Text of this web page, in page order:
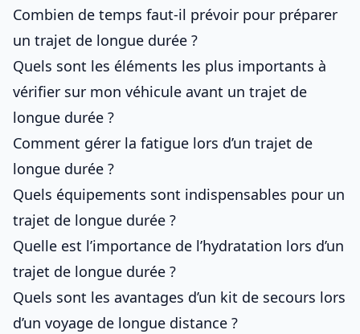
Combien de temps faut-il prévoir pour préparer
un trajet de longue durée ?
Quels sont les éléments les plus importants à
vérifier sur mon véhicule avant un trajet de
longue durée ?
Comment gérer la fatigue lors d’un trajet de
longue durée ?
Quels équipements sont indispensables pour un
trajet de longue durée ?
Quelle est l’importance de l’hydratation lors d’un
trajet de longue durée ?
Quels sont les avantages d’un kit de secours lors
d’un voyage de longue distance ?